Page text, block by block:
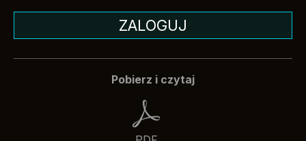
ZALOGUJ
Pobierz i czytaj